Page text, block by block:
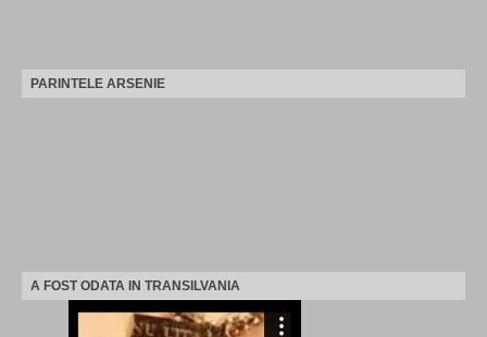
PARINTELE ARSENIE
A FOST ODATA IN TRANSILVANIA